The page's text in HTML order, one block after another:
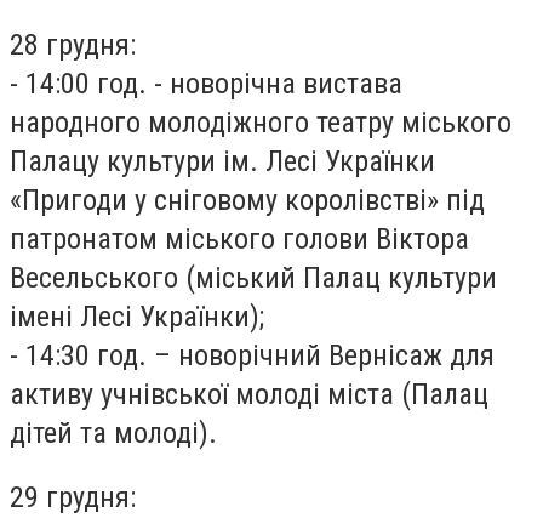
28 грудня:
- 14:00 год. - новорічна вистава
народного молодіжного театру міського
Палацу культури ім. Лесі Українки
«Пригоди у сніговому королівстві» під
патронатом міського голови Віктора
Весельського (міський Палац культури
імені Лесі Українки);
- 14:30 год. – новорічний Вернісаж для
активу учнівської молоді міста (Палац
дітей та молоді).
29 грудня: